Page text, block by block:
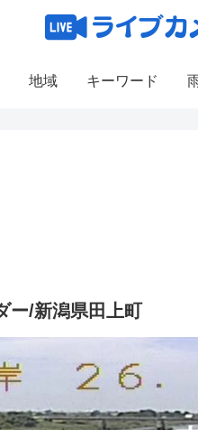
地域 キーワード
ー/新潟県田上町